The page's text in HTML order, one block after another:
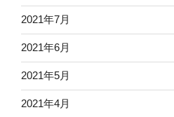
2021年7月
2021年6月
2021年5月
2021年4月